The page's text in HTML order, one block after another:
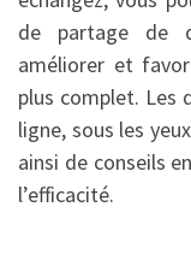
de partage de
améliorer et
plus complet. Les
ligne, sous les
ainsi de conseils
l’efficacité.